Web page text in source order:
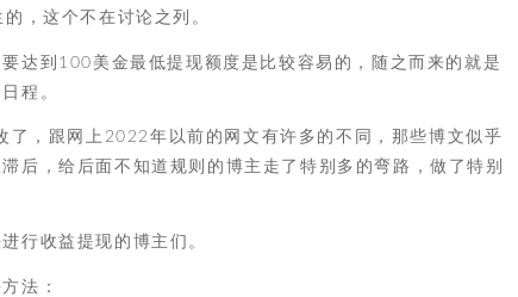
，这个不在讨论之列。
达到100美金最低提现额度是比较容易的，随之而来的就是
程。
，跟网上2022年以前的网文有许多的不同，那些博文似乎
后，给后面不知道规则的博主走了特别多的弯路，做了特别
行收益提现的博主们。
法：